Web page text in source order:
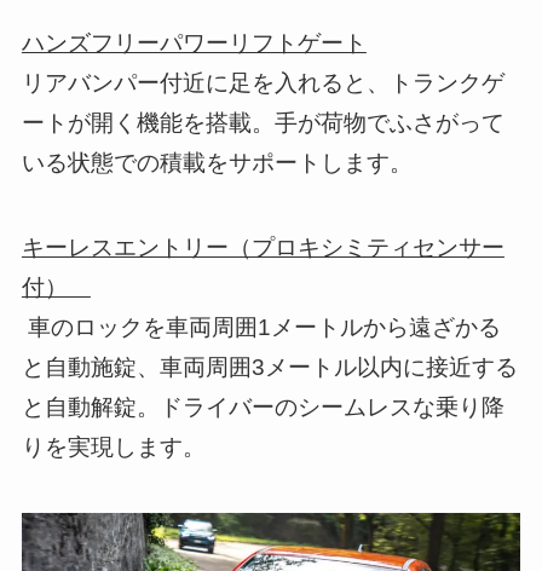
ハンズフリーパワーリフトゲート
リアバンパー付近に足を入れると、トランクゲ
ートが開く機能を搭載。手が荷物でふさがって
いる状態での積載をサポートします。
キーレスエントリー（プロキシミティセンサー
付）
車のロックを車両周囲1メートルから遠ざかる
と自動施錠、車両周囲3メートル以内に接近する
と自動解錠。ドライバーのシームレスな乗り降
りを実現します。